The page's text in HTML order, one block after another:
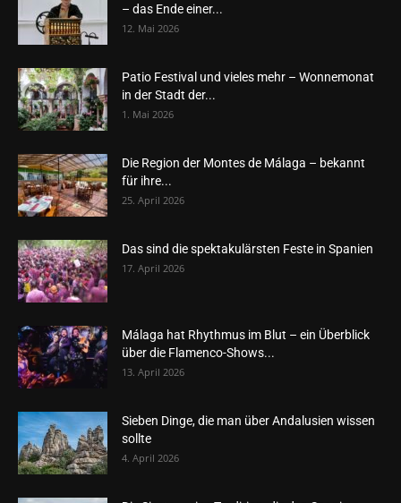
– das Ende einer...
12. Mai 2026
Patio Festival und vieles mehr – Wonnemonat
in der Stadt der...
1. Mai 2026
Die Region der Montes de Málaga – bekannt
für ihre...
25. April 2026
Das sind die spektakulärsten Feste in Spanien
17. April 2026
Málaga hat Rhythmus im Blut – ein Überblick
über die Flamenco-Shows...
13. April 2026
Sieben Dinge, die man über Andalusien wissen
sollte
4. April 2026